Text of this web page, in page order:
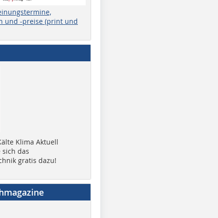
und -preise (print und
Klima Aktuell
sich das
gratis dazu!